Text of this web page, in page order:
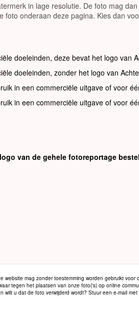
in lage resolutie. De foto mag dan
foto onderaan deze pagina. Kies dan
doeleinden, deze bevat het logo van
doeleinden, zonder het logo van
in een commerciële uitgave of voor
in een commerciële uitgave of voor
van de gehele fotoreportage
website mag zonder toestemming worden gebruikt voor
tegen het plaatsen van onze foto('s) op online
wilt u dat de foto verwijderd wordt? Stuur een e-mail